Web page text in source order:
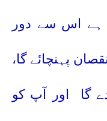
ہے اس سے دور
پہنچائے گا،
گا اور آپ کو